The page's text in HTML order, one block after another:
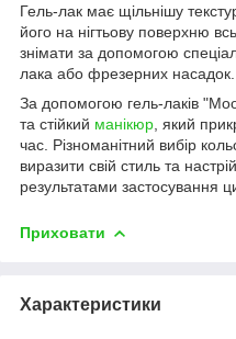
Гель-лак має щільнішу
його на нігтьову поверхню
знімати за допомогою
лака або фрезерних насадок.
За допомогою гель-лаків
та стійкий манікюр , який
час. Різноманітний вибір
виразити свій стиль та
результатами застосування
Приховати
Характеристики